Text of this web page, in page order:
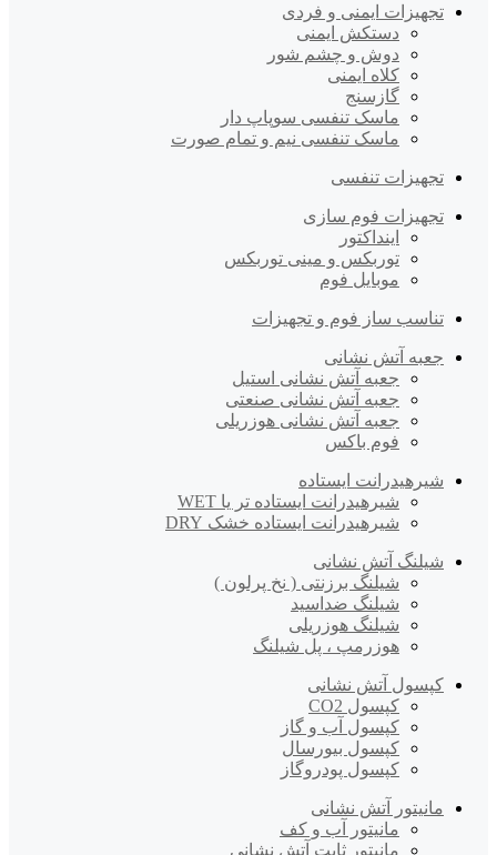
تجهیزات ایمنی و فردی
دستکش ایمنی
دوش و چشم شور
کلاه ایمنی
گازسنج
ماسک تنفسی سوپاپ دار
ماسک تنفسی نیم و تمام صورت
تجهیزات تنفسی
تجهیزات فوم سازی
اینداکتور
توربکس و مینی توربکس
موبایل فوم
تناسب ساز فوم و تجهیزات
جعبه آتش نشانی
جعبه آتش نشانی استیل
جعبه آتش نشانی صنعتی
جعبه آتش نشانی هوزریلی
فوم باکس
شیرهیدرانت ایستاده
شیرهیدرانت ایستاده تر یا WET
شیرهیدرانت ایستاده خشک DRY
شیلنگ آتش نشانی
شیلنگ برزنتی ( نخ پرلون )
شیلنگ ضداسید
شیلنگ هوزریلی
هوزرمپ ، پل شیلنگ
کپسول آتش نشانی
کپسول CO2
کپسول آب و گاز
کپسول بیورسال
کپسول پودروگاز
مانیتور آتش نشانی
مانیتور آب و کف
مانیتور ثابت آتش نشانی